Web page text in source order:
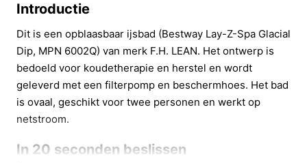
Introductie
Dit is een opblaasbaar ijsbad (Bestway Lay-Z-Spa Glacial
Dip, MPN 6002Q) van merk F.H. LEAN. Het ontwerp is
bedoeld voor koudetherapie en herstel en wordt
geleverd met een filterpomp en beschermhoes. Het bad
is ovaal, geschikt voor twee personen en werkt op
netstroom.
In 20 seconden beslissen